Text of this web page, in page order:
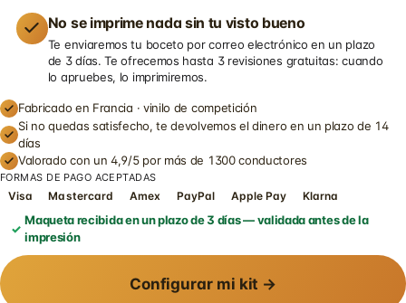
No se imprime nada sin tu visto bueno
Te enviaremos tu boceto por correo electrónico en un plazo
de 3 días. Te ofrecemos hasta 3 revisiones gratuitas: cuando
lo apruebes, lo imprimiremos.
Fabricado en Francia · vinilo de competición
Si no quedas satisfecho, te devolvemos el dinero en un plazo de 14
días
Valorado con un 4,9/5 por más de 1300 conductores
FORMAS DE PAGO ACEPTADAS
Visa Mastercard Amex PayPal Apple Pay Klarna
Maqueta recibida en un plazo de 3 días — validada antes de la
impresión
Configurar mi kit →